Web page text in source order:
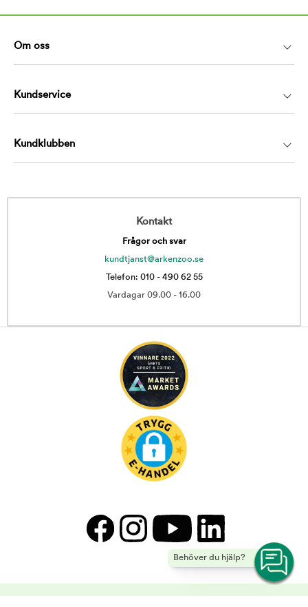
Behöver du hjälp?
Om oss
Kundservice
Kundklubben
Kontakt
Frågor och svar
kundtjanst@arkenzoo.se
Telefon: 010 - 490 62 55
Vardagar 09.00 - 16.00